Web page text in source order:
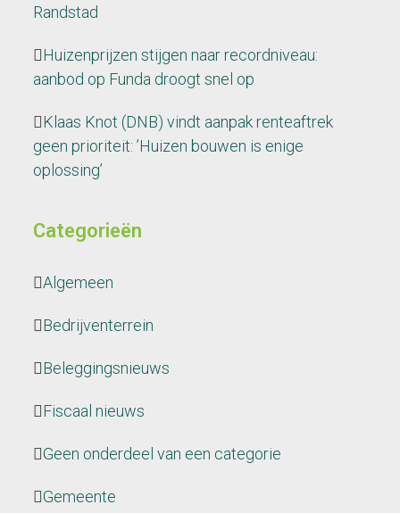
Randstad
Huizenprijzen stijgen naar recordniveau:
aanbod op Funda droogt snel op
Klaas Knot (DNB) vindt aanpak renteaftrek
geen prioriteit: ’Huizen bouwen is enige
oplossing’
Categorieën
Algemeen
Bedrijventerrein
Beleggingsnieuws
Fiscaal nieuws
Geen onderdeel van een categorie
Gemeente